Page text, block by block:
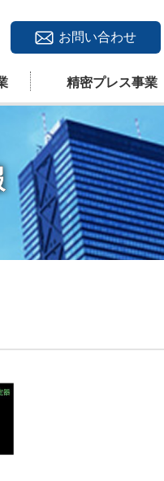
お問い合わせ
精密プレス事業